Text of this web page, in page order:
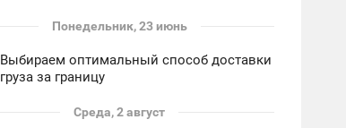
Понедельник, 23 июнь
Выбираем оптимальный способ доставки
груза за границу
Среда, 2 август